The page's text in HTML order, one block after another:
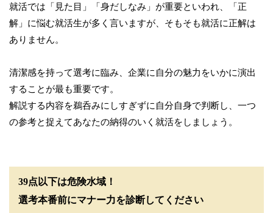
就活では「見た目」「身だしなみ」が重要といわれ、「正
解」に悩む就活生が多く言いますが、そもそも就活に正解は
ありません。
清潔感を持って選考に臨み、企業に自分の魅力をいかに演出
することが最も重要です。
解説する内容を鵜呑みにしすぎずに自分自身で判断し、一つ
の参考と捉えてあなたの納得のいく就活をしましょう。
39点以下は危険水域！
選考本番前にマナー力を診断してください